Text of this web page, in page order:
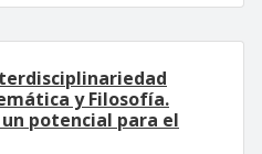
y Filosofía.
potencial para el